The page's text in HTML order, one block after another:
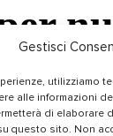
Gestisci
utilizziamo
alle informazioni
di elaborare
questo sito. Non